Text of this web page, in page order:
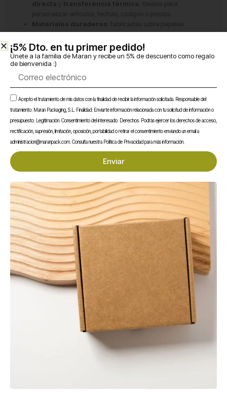
Materiales duraderos
: fabricadas sobre papeles
estucados de alta calidad e incluso con opción en poliéster,
pensadas para resistir manipulación, almacenar y mantener
legibilidad en condiciones exigentes.
Uso recomendado
envíos, almacenes o logística, donde la identificación precisa y
Te puede interesar...
En stock
Envase Sándwich Kraft
con Ventana
0,20€ Sin IVA
Agitador de Madera
Enfundado 140 mm
0,01 Sin IVA
¡5% Dto. en tu primer pedido!​
Únete a la familia de Maran y recibe un 5% de descuento como regalo
de bienvenida :)
electrónico
Aceptación
Acepto el tratamiento de mis datos con la finalidad de recibir la información solicitada. Responsable del
tratamiento: Maran Packaging, S.L. Finalidad: Enviarte información relacionada con tu solicitud de información o
presupuesto. Legitimación: Consentimiento del interesado. Derechos: Podrás ejercer los derechos de acceso,
rectificación, supresión, limitación, oposición, portabilidad o retirar el consentimiento enviando un email a
administracion@maranpack.com. Consulta nuestra Política de Privacidad para más información.
Enviar